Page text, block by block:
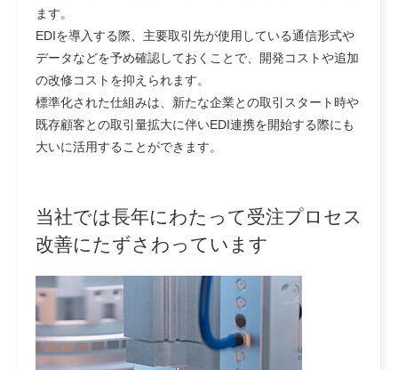
ます。
EDIを導入する際、主要取引先が使用している通信形式や
データなどを予め確認しておくことで、開発コストや追加
の改修コストを抑えられます。
標準化された仕組みは、新たな企業との取引スタート時や
既存顧客との取引量拡大に伴いEDI連携を開始する際にも
大いに活用することができます。
当社では長年にわたって受注プロセス
改善にたずさわっています